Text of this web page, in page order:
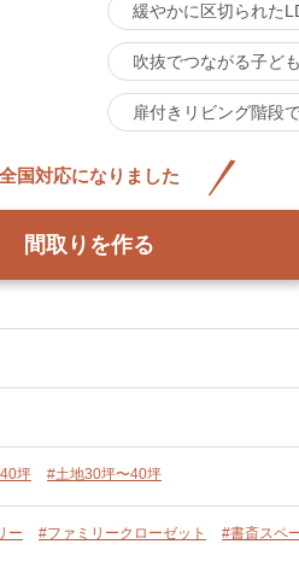
緩やかに区切られた
吹抜でつながる子ど
扉付きリビング階段
全国対応になりました
間取りを作る
坪 #土地30坪〜40坪
ー #ファミリークローゼット #書斎スペ